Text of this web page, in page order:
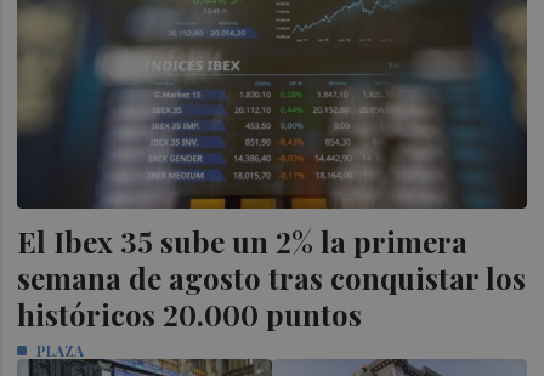
El Ibex 35 sube un 2% la primera
semana de agosto tras conquistar los
históricos 20.000 puntos
PLAZA